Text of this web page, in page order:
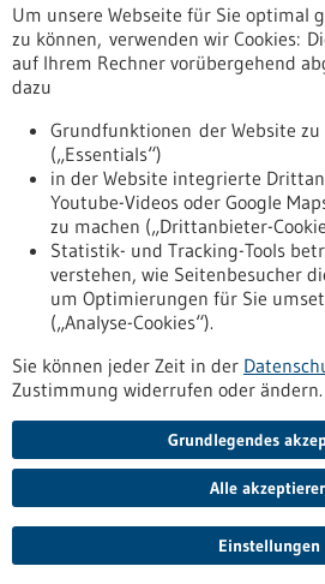
info(at)biocopy.de
www.biocopy.de
Zurück zur Ergebnisliste
Nach oben
Informiert bleiben
Newsletter abonnieren
Um unsere Webseite für Sie optimal
zu können, verwenden wir Cookies:
auf Ihrem Rechner vorübergehend
dazu
Grundfunktionen der Website
(„Essentials“)
in der Website integrierte
Youtube-Videos oder Google
zu machen („Drittanbieter-
Statistik- und Tracking-Tools
verstehen, wie Seitenbesucher
um Optimierungen für Sie
(„Analyse-Cookies“).
Sie können jeder Zeit in der
Zustimmung widerrufen oder ändern.
Grundlegendes
Alle
Einstellungen